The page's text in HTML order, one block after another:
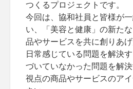
つくるプロジェクトです。
今回は、協和社員と皆様が
い、「美容と健康」の新た
品やサービスを共に創りあげ
日常感じている問題を解決
づいていなかった問題を解
視点の商品やサービスのア